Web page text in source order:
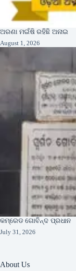
ଅରଣା ମଇଁଷି ରହିଛି ଅନାଇ
August 1, 2026
କମ୍ରେଡ ଗୋବିନ୍ଦ ପ୍ରଧାନ
July 31, 2026
About Us